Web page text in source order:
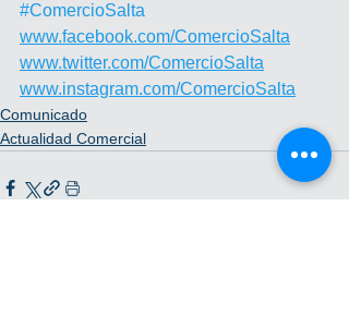
#ComercioSalta
www.facebook.com/ComercioSalta
www.twitter.com/ComercioSalta
www.instagram.com/ComercioSalta
Comunicado
Actualidad Comercial